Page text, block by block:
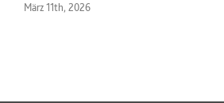
März 11th, 2026